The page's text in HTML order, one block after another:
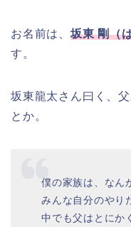
お名前は、 坂東 剛（
す。
坂東龍太さん曰く、
とか。
僕の家族は、なん
みんな自分のやり
中でも父はとにか